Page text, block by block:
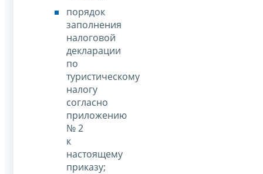
порядок
заполнения
налоговой
декларации
по
туристическому
налогу
согласно
приложению
№ 2
к
настоящему
приказу;